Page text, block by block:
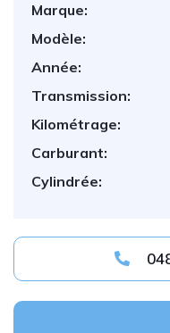
Marque:
Modèle:
Année:
Transmission:
Kilométrage:
Carburant:
Cylindrée: